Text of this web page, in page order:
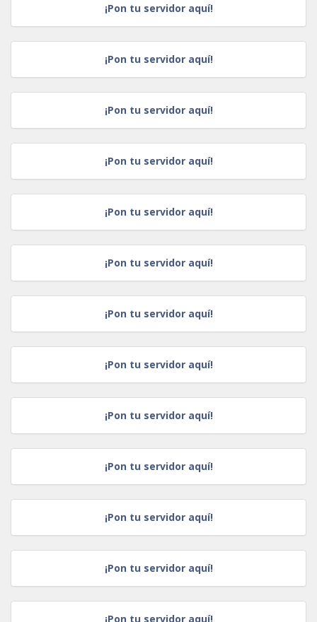
¡Pon tu servidor aquí!
¡Pon tu servidor aquí!
¡Pon tu servidor aquí!
¡Pon tu servidor aquí!
¡Pon tu servidor aquí!
¡Pon tu servidor aquí!
¡Pon tu servidor aquí!
¡Pon tu servidor aquí!
¡Pon tu servidor aquí!
¡Pon tu servidor aquí!
¡Pon tu servidor aquí!
¡Pon tu servidor aquí!
¡Pon tu servidor aquí!